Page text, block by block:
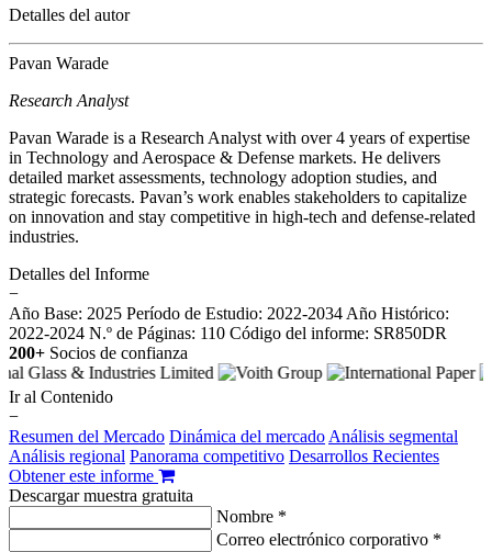
Detalles del autor
Pavan Warade
Research Analyst
Pavan Warade is a Research Analyst with over 4 years of expertise
in Technology and Aerospace & Defense markets. He delivers
detailed market assessments, technology adoption studies, and
strategic forecasts. Pavan’s work enables stakeholders to capitalize
on innovation and stay competitive in high-tech and defense-related
industries.
Detalles del Informe
−
Año Base: 2025 Período de Estudio: 2022-2034 Año Histórico:
2022-2024 N.º de Páginas: 110 Código del informe: SR850DR
200+ Socios de confianza
Ir al Contenido
−
Resumen del Mercado Dinámica del mercado Análisis segmental
Análisis regional Panorama competitivo Desarrollos Recientes
Obtener este informe
Descargar muestra gratuita
Nombre *
Correo electrónico corporativo *